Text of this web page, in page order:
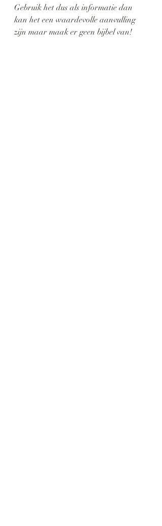
Gebruik het dus als informatie dan
kan het een waardevolle aanvulling
zijn maar maak er geen bijbel van!